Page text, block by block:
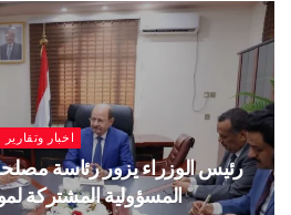
اخبار وتقارير
رئيس الوزراء يزور رئاسة
المسؤولية المشتركة